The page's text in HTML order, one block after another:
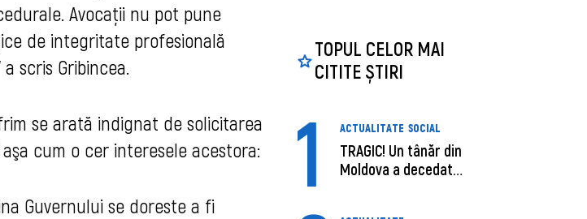
Avocații nu pot pune
de integritate profesională
scris Gribincea.
se arată indignat de solicitarea
cum o cer interesele acestora:
Guvernului se doreste a fi
TOPUL CELOR MAI
CITITE ȘTIRI
1 ACTUALITATE SOCIAL
TRAGIC! Un tânăr din
Moldova a decedat